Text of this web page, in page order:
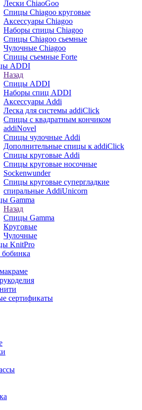
Лески ChiaoGoo
Cпицы Сhiagoo круговые
Аксессуары Chiagoo
Наборы спицы Chiagoo
Спицы Chiagoo сьемные
Чулочные Chiagoo
Спицы съемные Forte
ADDI
Назад
Спицы ADDI
Наборы спиц ADDI
Аксессуары Addi
Леска для системы addiClick
Спицы с квадратным кончиком
addiNovel
Спицы чулочные Addi
Дополнительные спицы к addiClick
Спицы круговые Addi
Спицы круговые носочные
Sockenwunder
Спицы круговые супергладкие
спиральные AddiUnicorn
Gamma
Назад
Спицы Gamma
Круговые
Чулочные
KnitPro
сертификаты